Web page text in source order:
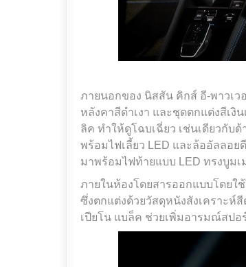
ภายนอกของ นิสสัน คิกส์ อี-พาวเ
หลังคาสีดำเงา และชุดตกแต่งสีเงิ
ลิค ทำให้ดูโฉบเฉี่ยว เช่นเดียวกับ
พร้อมไฟเลี้ยว LED และล้ออัลลอ
มาพร้อมไฟท้ายแบบ LED ทรงบูม
ภายในห้องโดยสารออกแบบโดย
ซึ่งตกแต่งด้วยวัสดุหนังสังเคราะห์
เปียโน แบล็ค ช่วยเพิ่มอารมณ์สปอ